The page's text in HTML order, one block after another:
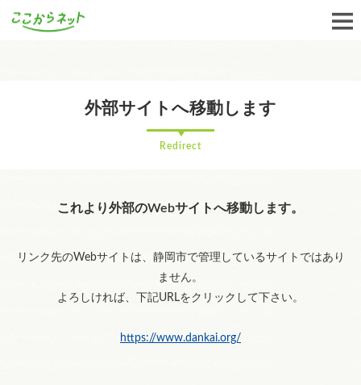
外部サイトへ移動します
Redirect
これより外部のWebサイトへ移動します。
リンク先のWebサイトは、静岡市で管理しているサイトではあり
ません。
よろしければ、下記URLをクリックして下さい。
https://www.dankai.org/